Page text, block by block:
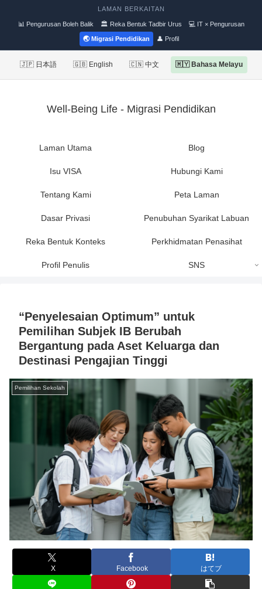
LAMAN BERKAITAN
📊 Pengurusan Boleh Balik 🏛 Reka Bentuk Tadbir Urus 💻 IT × Pengurusan
🌏 Migrasi Pendidikan 👤 Profil
🇯🇵 日本語 🇬🇧 English 🇨🇳 中文 🇲🇾 Bahasa Melayu
Well-Being Life - Migrasi Pendidikan
Laman Utama Blog
Isu VISA Hubungi Kami
Tentang Kami Peta Laman
Dasar Privasi Penubuhan Syarikat Labuan
Reka Bentuk Konteks Perkhidmatan Penasihat
Profil Penulis SNS
“Penyelesaian Optimum” untuk
Pemilihan Subjek IB Berubah
Bergantung pada Aset Keluarga dan
Destinasi Pengajian Tinggi
Pemilihan Sekolah
X Facebook はてブ